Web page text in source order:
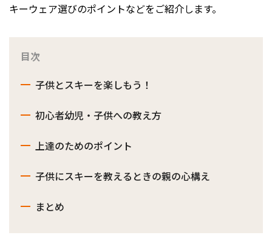
キーウェア選びのポイントなどをご紹介します。
目次
子供とスキーを楽しもう！
初心者幼児・子供への教え方
上達のためのポイント
子供にスキーを教えるときの親の心構え
まとめ